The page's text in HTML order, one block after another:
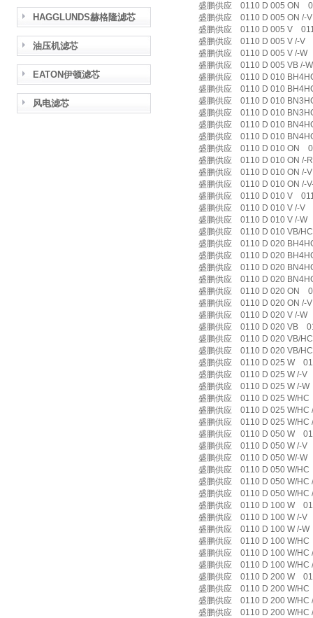
HAGGLUNDS赫格隆滤芯
油压机滤芯
EATON伊顿滤芯
风电滤芯
盛鹏供应 0110 D 005 ON
盛鹏供应 0110 D 005 ON /-
盛鹏供应 0110 D 005 V
盛鹏供应 0110 D 005 V /-V
盛鹏供应 0110 D 005 V /-W
盛鹏供应 0110 D 005 VB /-
盛鹏供应 0110 D 010
盛鹏供应 0110 D 010
盛鹏供应 0110 D 010
盛鹏供应 0110 D 010
盛鹏供应 0110 D 010
盛鹏供应 0110 D 010
盛鹏供应 0110 D 010 ON
盛鹏供应 0110 D 010 ON /-
盛鹏供应 0110 D 010 ON /-
盛鹏供应 0110 D 010 ON /-
盛鹏供应 0110 D 010 V
盛鹏供应 0110 D 010 V /-V
盛鹏供应 0110 D 010 V /-W
盛鹏供应 0110 D 010 VB/
盛鹏供应 0110 D 020
盛鹏供应 0110 D 020
盛鹏供应 0110 D 020
盛鹏供应 0110 D 020
盛鹏供应 0110 D 020 ON
盛鹏供应 0110 D 020 ON /-
盛鹏供应 0110 D 020 V /-W
盛鹏供应 0110 D 020 VB
盛鹏供应 0110 D 020 VB/
盛鹏供应 0110 D 020 VB/
盛鹏供应 0110 D 025 W
盛鹏供应 0110 D 025 W /-V
盛鹏供应 0110 D 025 W /-
盛鹏供应 0110 D 025 W/
盛鹏供应 0110 D 025 W/HC
盛鹏供应 0110 D 025 W/HC
盛鹏供应 0110 D 050 W
盛鹏供应 0110 D 050 W /-V
盛鹏供应 0110 D 050 W/-W
盛鹏供应 0110 D 050 W/
盛鹏供应 0110 D 050 W/HC
盛鹏供应 0110 D 050 W/HC
盛鹏供应 0110 D 100 W
盛鹏供应 0110 D 100 W /-V
盛鹏供应 0110 D 100 W /-
盛鹏供应 0110 D 100 W/
盛鹏供应 0110 D 100 W/HC
盛鹏供应 0110 D 100 W/HC
盛鹏供应 0110 D 200 W
盛鹏供应 0110 D 200 W/
盛鹏供应 0110 D 200 W/HC
盛鹏供应 0110 D 200 W/HC